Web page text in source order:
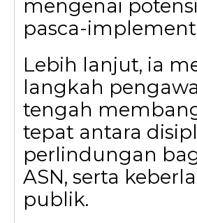
mengenai
pasca-
Lebih lanjut, ia
langkah
tengah
tepat antara
perlindungan
ASN, serta
publik.